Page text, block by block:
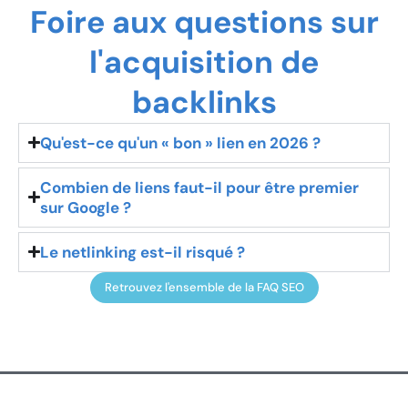
Foire aux questions sur
l'acquisition de
backlinks
Qu'est-ce qu'un « bon » lien en 2026 ?
Combien de liens faut-il pour être premier
sur Google ?
Le netlinking est-il risqué ?
Retrouvez l'ensemble de la FAQ SEO